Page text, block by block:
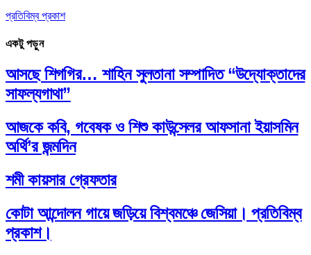
প্রতিবিম্ব প্রকাশ
একটু পড়ুন
আসছে শিগগির… শাহিন সুলতানা সম্পাদিত “উদ্যোক্তাদের
সাফল্যগাথা”
আজকে কবি, গবেষক ও শিশু কাউন্সেলর আফসানা ইয়াসমিন
অর্থি’র জন্মদিন
শমী কায়সার গ্রেফতার
কোটা আন্দোলন গায়ে জড়িয়ে বিশ্বমঞ্চে জেসিয়া। প্রতিবিম্ব
প্রকাশ।